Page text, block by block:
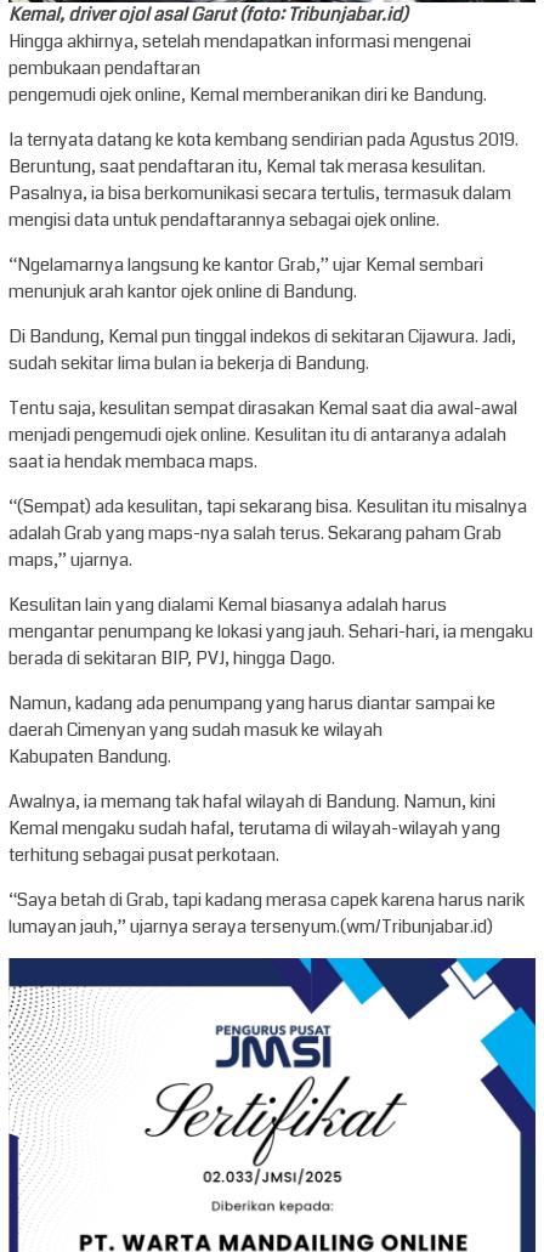
Kemal, driver ojol asal Garut (foto: Tribunjabar.id)
Hingga akhirnya, setelah mendapatkan informasi mengenai
pembukaan pendaftaran
pengemudi ojek online, Kemal memberanikan diri ke Bandung.
Ia ternyata datang ke kota kembang sendirian pada Agustus 2019.
Beruntung, saat pendaftaran itu, Kemal tak merasa kesulitan.
Pasalnya, ia bisa berkomunikasi secara tertulis, termasuk dalam
mengisi data untuk pendaftarannya sebagai ojek online.
“Ngelamarnya langsung ke kantor Grab,” ujar Kemal sembari
menunjuk arah kantor ojek online di Bandung.
Di Bandung, Kemal pun tinggal indekos di sekitaran Cijawura. Jadi,
sudah sekitar lima bulan ia bekerja di Bandung.
Tentu saja, kesulitan sempat dirasakan Kemal saat dia awal-awal
menjadi pengemudi ojek online. Kesulitan itu di antaranya adalah
saat ia hendak membaca maps.
“(Sempat) ada kesulitan, tapi sekarang bisa. Kesulitan itu misalnya
adalah Grab yang maps-nya salah terus. Sekarang paham Grab
maps,” ujarnya.
Kesulitan lain yang dialami Kemal biasanya adalah harus
mengantar penumpang ke lokasi yang jauh. Sehari-hari, ia mengaku
berada di sekitaran BIP, PVJ, hingga Dago.
Namun, kadang ada penumpang yang harus diantar sampai ke
daerah Cimenyan yang sudah masuk ke wilayah
Kabupaten Bandung.
Awalnya, ia memang tak hafal wilayah di Bandung. Namun, kini
Kemal mengaku sudah hafal, terutama di wilayah-wilayah yang
terhitung sebagai pusat perkotaan.
“Saya betah di Grab, tapi kadang merasa capek karena harus narik
lumayan jauh,” ujarnya seraya tersenyum.(wm/Tribunjabar.id)